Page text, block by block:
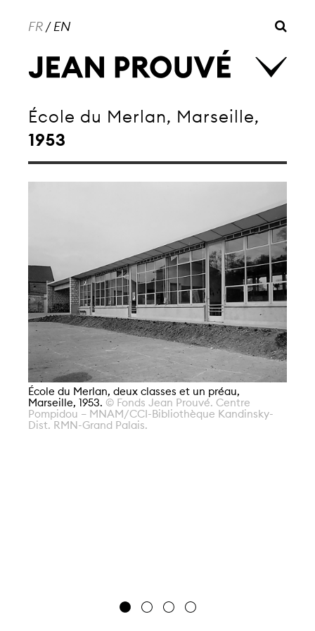
FR/EN
École du Merlan, Marseille,
1953
École du Merlan, deux classes et un préau,
Marseille, 1953. © Fonds Jean Prouvé. Centre
Pompidou – MNAM/CCI-Bibliothèque Kandinsky-
Dist. RMN-Grand Palais.